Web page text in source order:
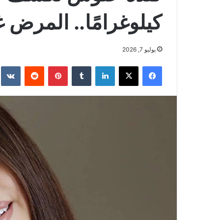
كيلوغرامًا.. المرض
يوليو 7, 2026
فيسبوك ‫X لينكدإن بينتيريست